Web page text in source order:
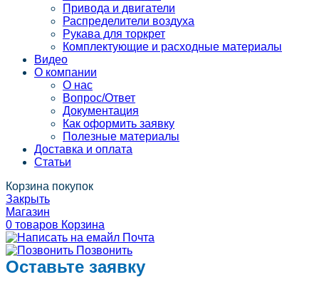
Привода и двигатели
Распределители воздуха
Рукава для торкрет
Комплектующие и расходные материалы
Видео
О компании
О нас
Вопрос/Ответ
Документация
Как оформить заявку
Полезные материалы
Доставка и оплата
Статьи
Корзина покупок
Закрыть
Магазин
0 товаров Корзина
Почта
Позвонить
Оставьте заявку